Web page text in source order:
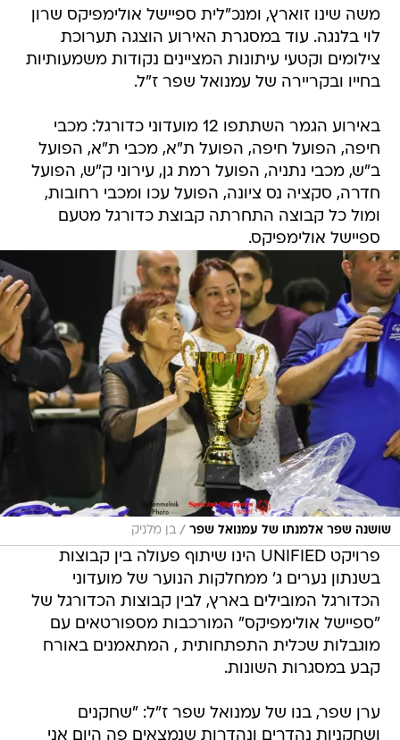
משה שינו זוארץ, ומנכ"לית ספיישל אולימפיקס שרון
לוי בלנגה. עוד במסגרת האירוע הוצגה תערוכת
צילומים וקטעי עיתונות המציינים נקודות משמעותיות
בחייו ובקריירה של עמנואל שפר ז"ל.
באירוע הגמר השתתפו 12 מועדוני כדורגל: מכבי
חיפה, הפועל חיפה, הפועל ת"א, מכבי ת"א, הפועל
ב"ש, מכבי נתניה, הפועל רמת גן, עירוני ק"ש, הפועל
חדרה, סקציה נס ציונה, הפועל עכו ומכבי רחובות,
ומול כל קבוצה התחרתה קבוצת כדורגל מטעם
ספיישל אולימפיקס.
שושנה שפר אלמנתו של עמנואל שפר / בן מלניק
פרויקט UNIFIED הינו שיתוף פעולה בין קבוצות
בשנתון נערים ג' ממחלקות הנוער של מועדוני
הכדורגל המובילים בארץ, לבין קבוצות הכדורגל של
"ספיישל אולימפיקס" המורכבות מספורטאים עם
מוגבלות שכלית התפתחותית , המתאמנים באורח
קבע במסגרות השונות.
ערן שפר, בנו של עמנואל שפר ז"ל: "שחקנים
ושחקניות נהדרים ונהדרות שנמצאים פה היום אני